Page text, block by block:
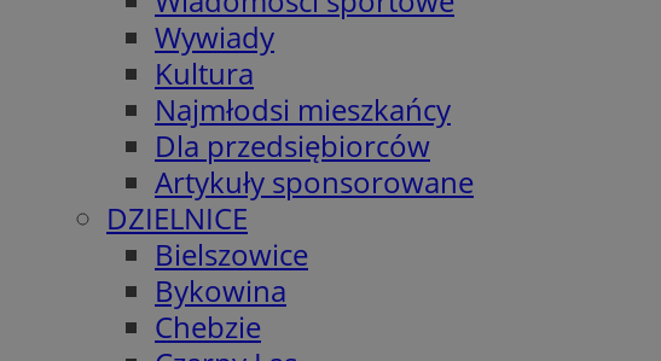
Wywiady
Kultura
Najmłodsi mieszkańcy
Dla przedsiębiorców
Artykuły sponsorowane
DZIELNICE
Bielszowice
Bykowina
Chebzie